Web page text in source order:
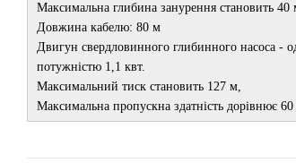
Максимальна глибина занурення становить 40
Довжина кабелю: 80 м
Двигун свердловинного глибинного насоса -
потужністю 1,1 квт.
Максимальний тиск становить 127 м,
Максимальна пропускна здатність дорівнює 60